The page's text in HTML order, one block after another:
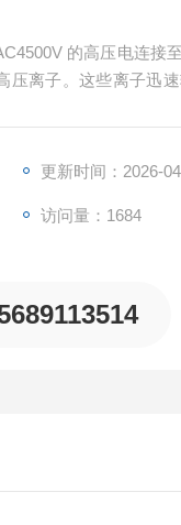
的高压电连接
离子。这些离子迅
更新时间：2026-
访问量：1684